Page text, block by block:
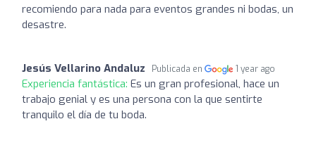
recomiendo para nada para eventos grandes ni bodas, un
desastre.
Jesús Vellarino Andaluz Publicada en 1 year ago
Experiencia fantástica: Es un gran profesional, hace un
trabajo genial y es una persona con la que sentirte
tranquilo el día de tu boda.